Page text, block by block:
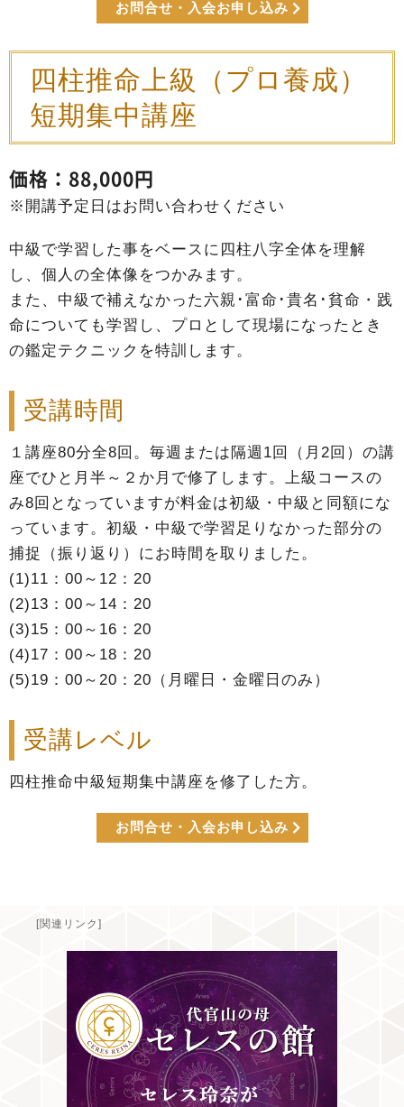
お問合せ・入会お申し込み
四柱推命上級（プロ養成）
短期集中講座
価格：88,000円
※開講予定日はお問い合わせください
中級で学習した事をベースに四柱八字全体を理解
し、個人の全体像をつかみます。
また、中級で補えなかった六親･富命･貴名･貧命・践
命についても学習し、プロとして現場になったとき
の鑑定テクニックを特訓します。
受講時間
１講座80分全8回。毎週または隔週1回（月2回）の講
座でひと月半～２か月で修了します。上級コースの
み8回となっていますが料金は初級・中級と同額にな
っています。初級・中級で学習足りなかった部分の
捕捉（振り返り）にお時間を取りました。
(1)11：00～12：20
(2)13：00～14：20
(3)15：00～16：20
(4)17：00～18：20
(5)19：00～20：20（月曜日・金曜日のみ）
受講レベル
四柱推命中級短期集中講座を修了した方。
お問合せ・入会お申し込み
[関連リンク]